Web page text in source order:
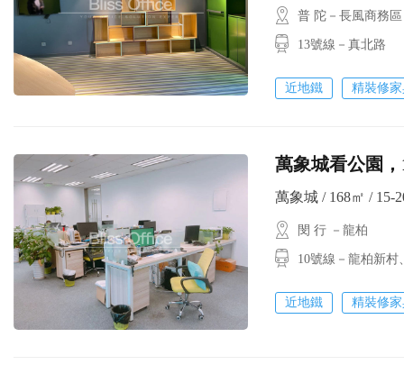
普 陀－長風商務區
13號線－真北路
近地鐵 精裝修
萬象城看公園
萬象城 / 168㎡ / 15-
閔 行 －龍柏
10號線－龍柏新村
近地鐵 精裝修